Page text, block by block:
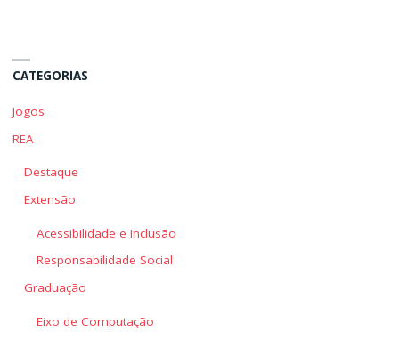
CATEGORIAS
Jogos
REA
Destaque
Extensão
Acessibilidade e Inclusão
Responsabilidade Social
Graduação
Eixo de Computação